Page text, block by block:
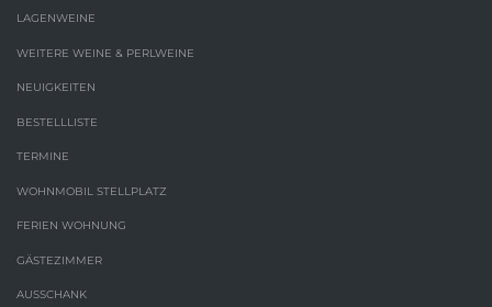
LAGENWEINE
WEITERE WEINE & PERLWEINE
NEUIGKEITEN
BESTELLLISTE
TERMINE
WOHNMOBIL STELLPLATZ
FERIEN WOHNUNG
GÄSTEZIMMER
AUSSCHANK